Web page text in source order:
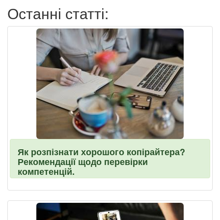
Останні статті:
Як розпізнати хорошого копірайтера?
Рекомендації щодо перевірки
компетенцій.